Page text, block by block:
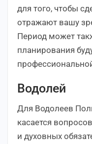
для того, чтобы
отражают вашу
Период может
планирования
Водолей
Для Водолеев
касается
и духовных